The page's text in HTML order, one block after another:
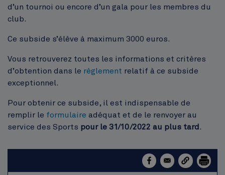
d’un tournoi ou encore d’un gala pour les membres du
club.
Ce subside s’élève à maximum 3000 euros.
Vous retrouverez toutes les informations et critères
d’obtention dans le règlement relatif à ce subside
exceptionnel.
Pour obtenir ce subside, il est indispensable de
remplir le formulaire adéquat et de le renvoyer au
service des Sports pour le 31/10/2022 au plus tard .